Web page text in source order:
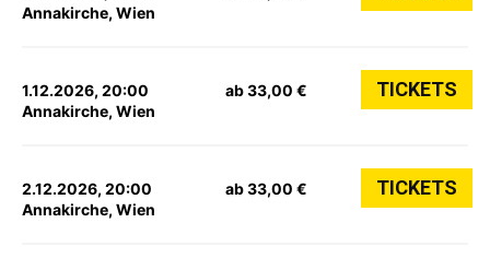
Annakirche, Wien
1.12.2026, 20:00
Annakirche, Wien
ab 33,00 € TICKETS
2.12.2026, 20:00
Annakirche, Wien
ab 33,00 € TICKETS